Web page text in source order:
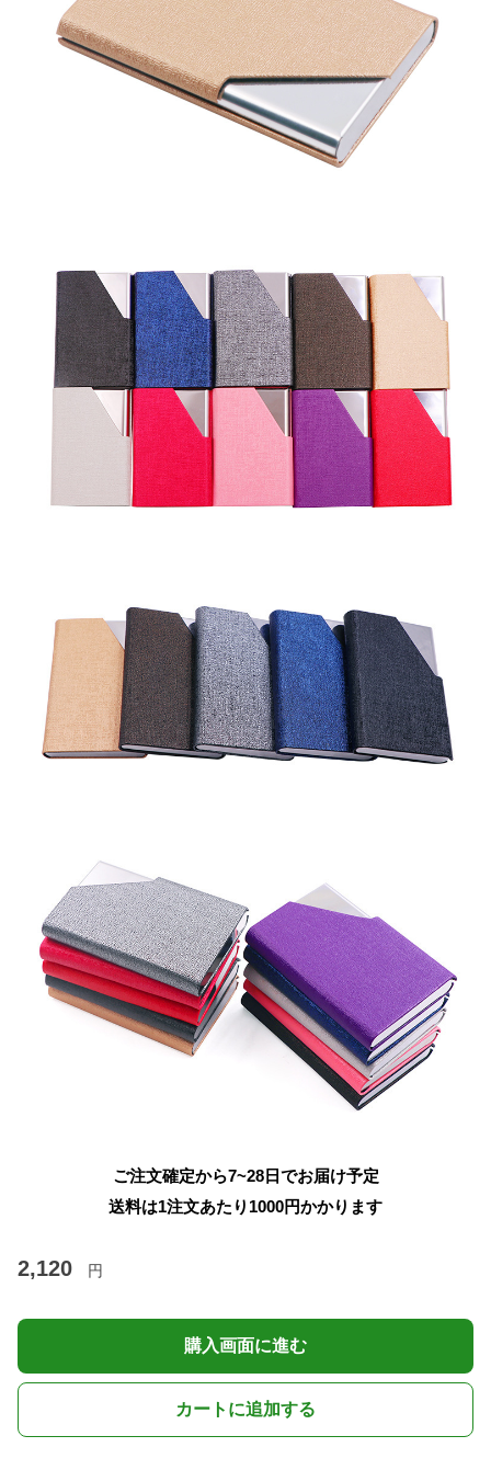
ご注文確定から7~28日でお届け予定
送料は1注文あたり 1000円かかります
2,120 円
購入画面に進む
カートに追加する